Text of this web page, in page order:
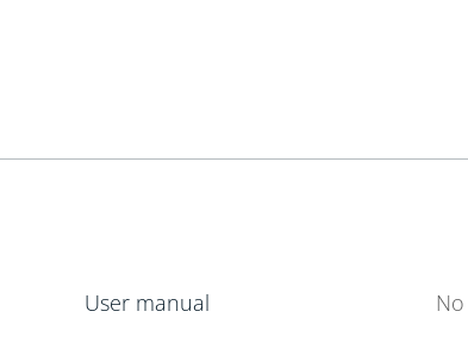
User manual